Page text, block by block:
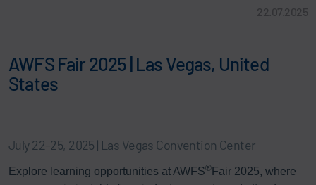
22.07.2025
AWFS Fair 2025 | Las Vegas, United
States
July 22–25, 2025 | Las Vegas Convention Center
Explore learning opportunities at AWFS® Fair 2025, where